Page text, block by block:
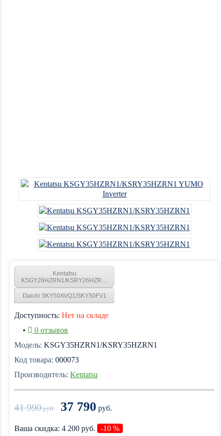
Kentatsu
KSGY26HZRN1/KSRY26HZRN1
Daichi SKY50AVQ1/SKY50FV1
Доступность: Нет на складе
•
0 отзывов
Модель: KSGY35HZRN1/KSRY35HZRN1
Код товара: 000073
Производитель: Kentatsu
41 990руб. 37 790 руб.
Ваша cкидка: 4 200 руб.
-10 %